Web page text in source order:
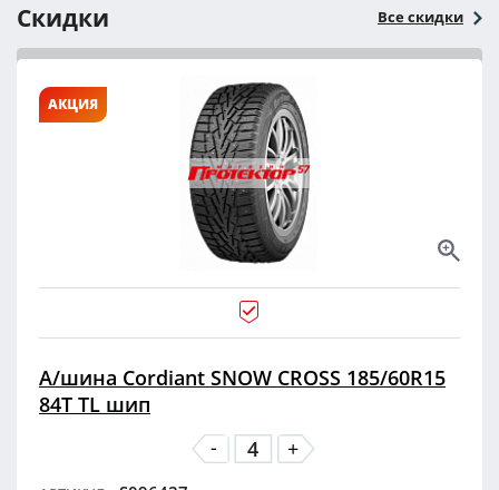
Скидки Все скидки
АКЦИЯ
А/шина Cordiant SNOW CROSS 185/60R15
84T TL шип
-
+